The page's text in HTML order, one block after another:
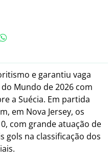
e garantiu vaga
Mundo de 2026 com
a Suécia. Em partida
em Nova Jersey, os
com grande atuação de
gols na classificação dos